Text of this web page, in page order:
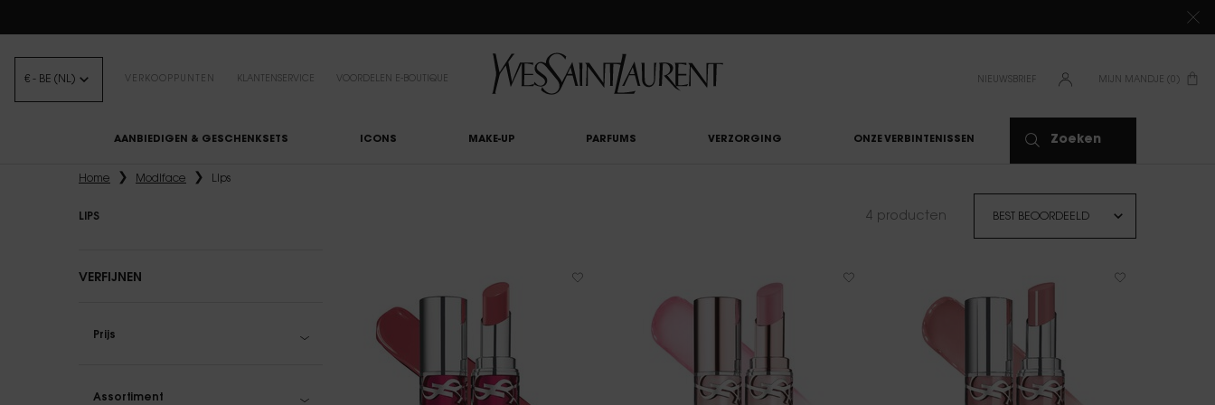
€ - BE (NL) VERKOOPPUNTEN KLANTENSERVICE VOORDELEN E-BOUTIQUE NIEUWSBRIEF MIJN MANDJE 0
AANBIEDIGEN & GESCHENKSETS ICONS MAKE-UP PARFUMS VERZORGING ONZE VERBINTENISSEN Zoeken
Home Modiface Lips
LIPS 4 producten
VERFIJNEN
Prijs
Assortiment